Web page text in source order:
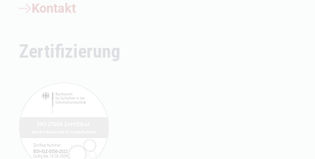
Kontakt
Zertifizierung